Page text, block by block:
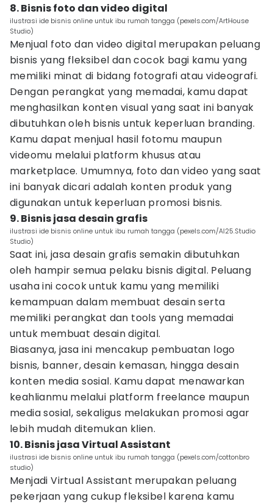
8. Bisnis foto dan video digital
ilustrasi ide bisnis online untuk ibu rumah tangga (pexels.com/ArtHouse
Studio)
Menjual foto dan video digital merupakan peluang
bisnis yang fleksibel dan cocok bagi kamu yang
memiliki minat di bidang fotografi atau videografi.
Dengan perangkat yang memadai, kamu dapat
menghasilkan konten visual yang saat ini banyak
dibutuhkan oleh bisnis untuk keperluan branding.
Kamu dapat menjual hasil fotomu maupun
videomu melalui platform khusus atau
marketplace. Umumnya, foto dan video yang saat
ini banyak dicari adalah konten produk yang
digunakan untuk keperluan promosi bisnis.
9. Bisnis jasa desain grafis
ilustrasi ide bisnis online untuk ibu rumah tangga (pexels.com/AI25.Studio
Studio)
Saat ini, jasa desain grafis semakin dibutuhkan
oleh hampir semua pelaku bisnis digital. Peluang
usaha ini cocok untuk kamu yang memiliki
kemampuan dalam membuat desain serta
memiliki perangkat dan tools yang memadai
untuk membuat desain digital.
Biasanya, jasa ini mencakup pembuatan logo
bisnis, banner, desain kemasan, hingga desain
konten media sosial. Kamu dapat menawarkan
keahlianmu melalui platform freelance maupun
media sosial, sekaligus melakukan promosi agar
lebih mudah ditemukan klien.
10. Bisnis jasa Virtual Assistant
ilustrasi ide bisnis online untuk ibu rumah tangga (pexels.com/cottonbro
studio)
Menjadi Virtual Assistant merupakan peluang
pekerjaan yang cukup fleksibel karena kamu